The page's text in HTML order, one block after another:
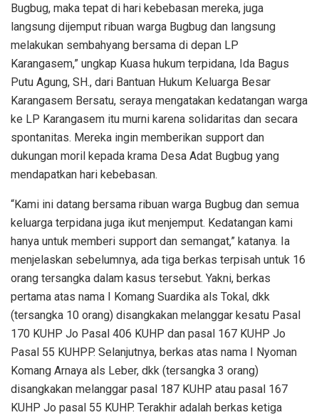
Bugbug, maka tepat di hari kebebasan mereka, juga
langsung dijemput ribuan warga Bugbug dan langsung
melakukan sembahyang bersama di depan LP
Karangasem,” ungkap Kuasa hukum terpidana, Ida Bagus
Putu Agung, SH., dari Bantuan Hukum Keluarga Besar
Karangasem Bersatu, seraya mengatakan kedatangan warga
ke LP Karangasem itu murni karena solidaritas dan secara
spontanitas. Mereka ingin memberikan support dan
dukungan moril kepada krama Desa Adat Bugbug yang
mendapatkan hari kebebasan.
“Kami ini datang bersama ribuan warga Bugbug dan semua
keluarga terpidana juga ikut menjemput. Kedatangan kami
hanya untuk memberi support dan semangat,” katanya. Ia
menjelaskan sebelumnya, ada tiga berkas terpisah untuk 16
orang tersangka dalam kasus tersebut. Yakni, berkas
pertama atas nama I Komang Suardika als Tokal, dkk
(tersangka 10 orang) disangkakan melanggar kesatu Pasal
170 KUHP Jo Pasal 406 KUHP dan pasal 167 KUHP Jo
Pasal 55 KUHPP. Selanjutnya, berkas atas nama I Nyoman
Komang Arnaya als Leber, dkk (tersangka 3 orang)
disangkakan melanggar pasal 187 KUHP atau pasal 167
KUHP Jo pasal 55 KUHP. Terakhir adalah berkas ketiga